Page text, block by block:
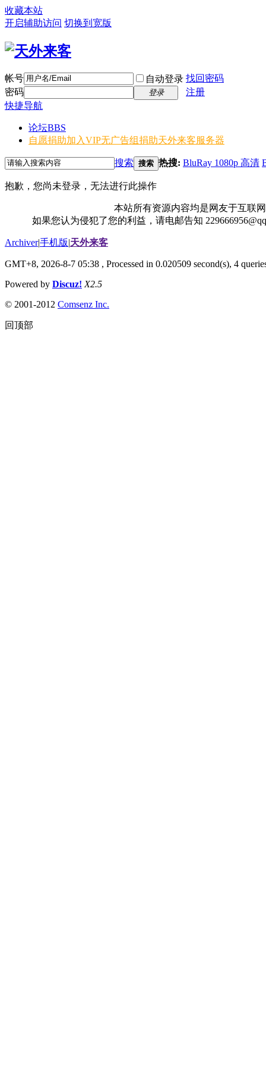
收藏本站
开启辅助访问 切换到宽版
帐号 自动登录 找回密码
密码
登录
注册
快捷导航
论坛BBS
自愿捐助加入VIP无广告组捐助天外来客服务器
搜索 搜索 热搜: BluRay 1080p 高清
抱歉，您尚未登录，无法进行此操作
本站所有资源内容均是网友于互联
如果您认为侵犯了您的利益，请电邮告知
Archiver|手机版|天外来客
GMT+8, 2026-8-7 05:38 , Processed in 0.020509 second(s), 4
Powered by Discuz! X2.5
© 2001-2012 Comsenz Inc.
回顶部